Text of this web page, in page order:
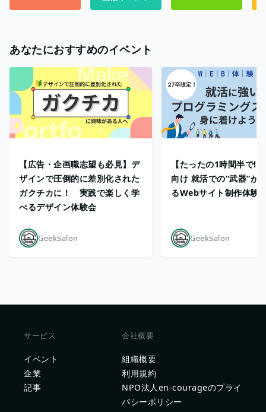
あなたにおすすめのイベント
【広告・企画職志望も必見】デ
ザインで圧倒的に差別化された
ガクチカに！ 実践で楽しく学
べるデザイン体験会
GeekSalon
【たったの1時間半で!?
向け 就活での“武器”が
るWebサイト制作体験
GeekSalon
サービス
イベント
企業
記事
会社概要
組織概要
利用規約
NPO法人en-courageのプライ
バシーポリシー